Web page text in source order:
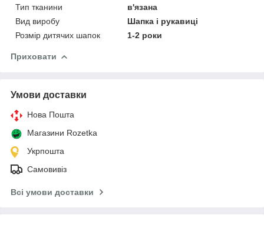
Тип тканини
в'язана
Вид виробу
Шапка і рукавиці
Розмір дитячих шапок
1-2 роки
Приховати
Умови доставки
Нова Пошта
Магазини Rozetka
Укрпошта
Самовивіз
Всі умови доставки